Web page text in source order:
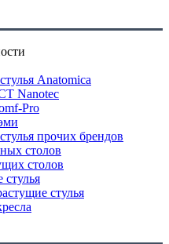
Anatomica
Nanotec
Pro
прочих брендов
столов
столов
стулья